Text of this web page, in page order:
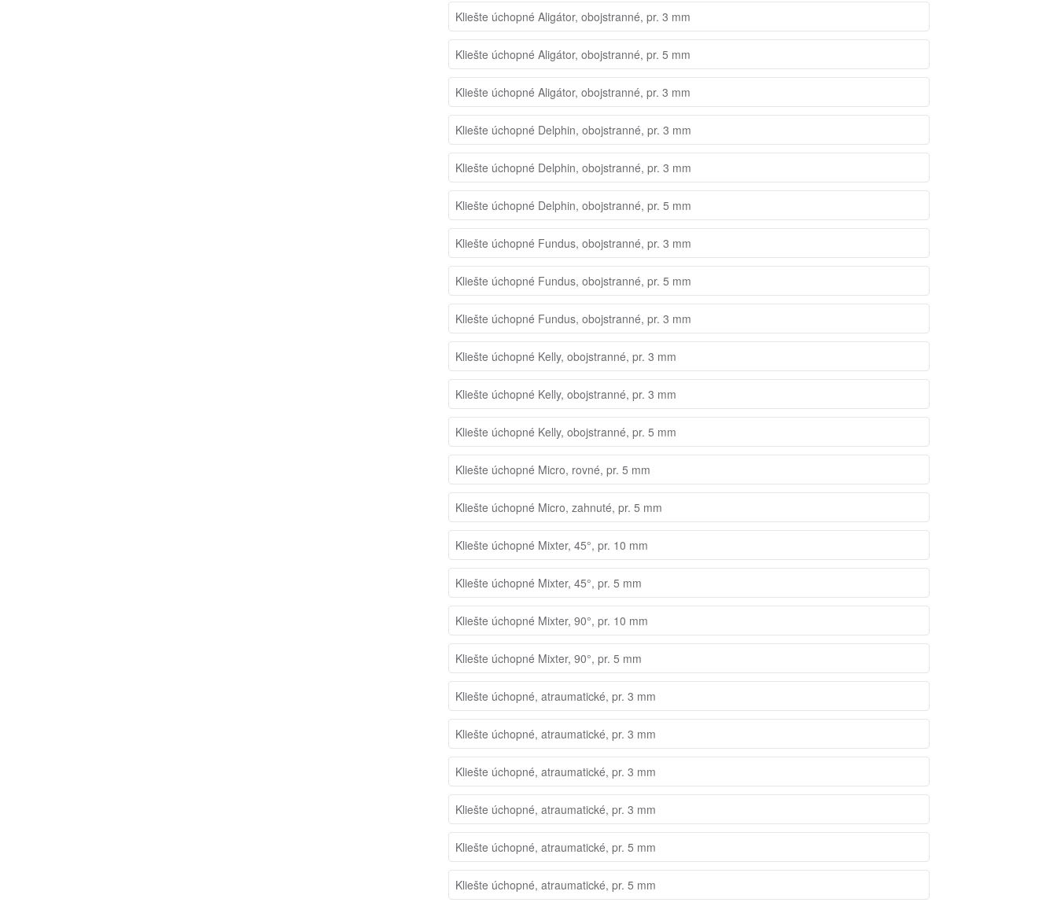
Kliešte úchopné Aligátor, obojstranné, pr. 3 mm
Kliešte úchopné Aligátor, obojstranné, pr. 5 mm
Kliešte úchopné Aligátor, obojstranné, pr. 3 mm
Kliešte úchopné Delphin, obojstranné, pr. 3 mm
Kliešte úchopné Delphin, obojstranné, pr. 3 mm
Kliešte úchopné Delphin, obojstranné, pr. 5 mm
Kliešte úchopné Fundus, obojstranné, pr. 3 mm
Kliešte úchopné Fundus, obojstranné, pr. 5 mm
Kliešte úchopné Fundus, obojstranné, pr. 3 mm
Kliešte úchopné Kelly, obojstranné, pr. 3 mm
Kliešte úchopné Kelly, obojstranné, pr. 3 mm
Kliešte úchopné Kelly, obojstranné, pr. 5 mm
Kliešte úchopné Micro, rovné, pr. 5 mm
Kliešte úchopné Micro, zahnuté, pr. 5 mm
Kliešte úchopné Mixter, 45°, pr. 10 mm
Kliešte úchopné Mixter, 45°, pr. 5 mm
Kliešte úchopné Mixter, 90°, pr. 10 mm
Kliešte úchopné Mixter, 90°, pr. 5 mm
Kliešte úchopné, atraumatické, pr. 3 mm
Kliešte úchopné, atraumatické, pr. 3 mm
Kliešte úchopné, atraumatické, pr. 3 mm
Kliešte úchopné, atraumatické, pr. 3 mm
Kliešte úchopné, atraumatické, pr. 5 mm
Kliešte úchopné, atraumatické, pr. 5 mm